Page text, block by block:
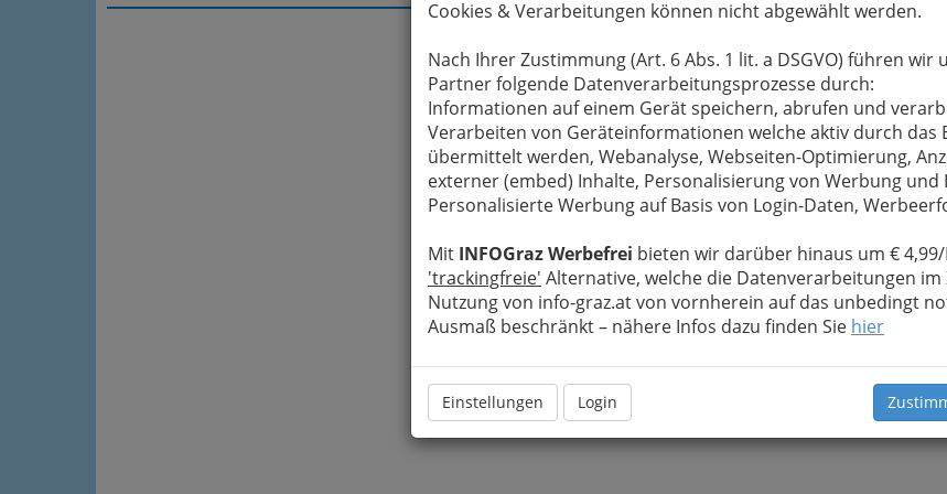
Cookies & Verarbeitungen können nicht abgewählt werden.
Nach Ihrer Zustimmung (Art. 6 Abs. 1 lit. a DSGVO) führen wir
Partner folgende Datenverarbeitungsprozesse durch:
Informationen auf einem Gerät speichern, abrufen und
Verarbeiten von Geräteinformationen welche aktiv durch das
übermittelt werden, Webanalyse, Webseiten-Optimierung,
externer (embed) Inhalte, Personalisierung von Werbung und
Personalisierte Werbung auf Basis von Login-Daten,
Mit INFOGraz Werbefrei bieten wir darüber hinaus um €
'trackingfreie' Alternative, welche die Datenverarbeitungen im
Nutzung von info-graz.at von vornherein auf das unbedingt
Ausmaß beschränkt – nähere Infos dazu finden Sie hier
Einstellungen Login